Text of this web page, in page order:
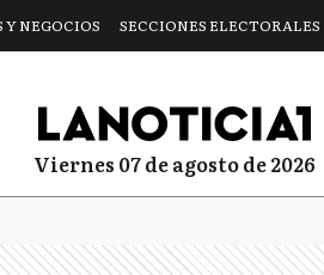
Y NEGOCIOS SECCIONES ELECTORALES
viernes 07 de agosto de 2026